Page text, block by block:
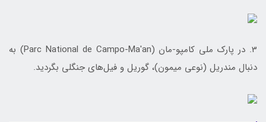
3. در پارک ملی کامپو-مان (Parc National de Campo-Ma'an) به
دنبال مندریل (نوعی میمون)، گوریل و فیل‌های جنگلی بگردید.